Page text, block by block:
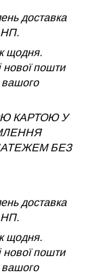
доставка
НП.
щодня.
нової пошти
вашого
КАРТОЮ У
БЕЗ
доставка
НП.
щодня.
нової пошти
вашого